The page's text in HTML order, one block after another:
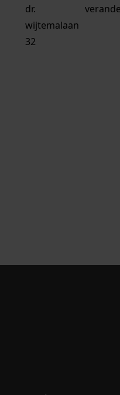
dr.
wijtemalaan
32